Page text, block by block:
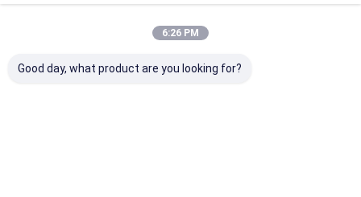
6:26 PM
Good day, what product are you looking for?